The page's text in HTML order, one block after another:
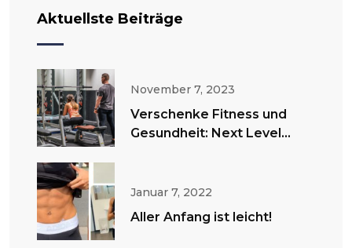
Aktuellste Beiträge
November 7, 2023
Verschenke Fitness und
Gesundheit: Next Level
Januar 7, 2022
Aller Anfang ist leicht!